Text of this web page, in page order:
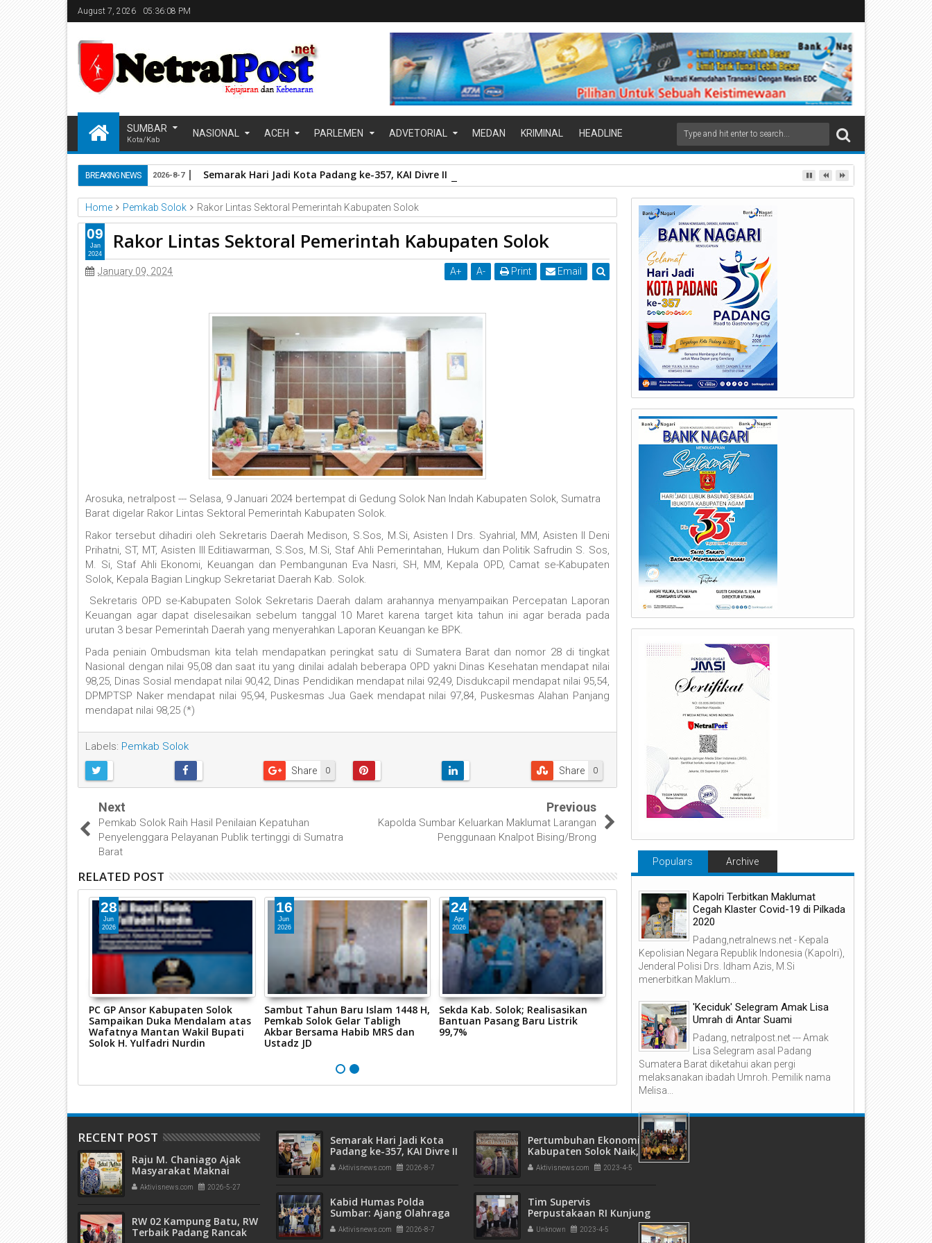
August 7, 2026 05:36:09 PM
SUMBAR
Kota/Kab
NASIONAL ACEH PARLEMEN ADVETORIAL MEDAN KRIMINAL HEADLINE
BREAKING NEWS Semarak Hari Jadi Kota Padang ke-357, KAI Divre II Sumbar Sapa Pelanggan dengan Berbagi Apresiasi di Stasiun Padang
2026-8-7
Home Pemkab Solok Rakor Lintas Sektoral Pemerintah Kabupaten Solok
Rakor Lintas Sektoral Pemerintah Kabupaten Solok
January 09, 2024 A+ A- Print Email
Arosuka, netralpost --- Selasa, 9 Januari 2024 bertempat di Gedung Solok Nan Indah Kabupaten Solok, Sumatra
Barat digelar Rakor Lintas Sektoral Pemerintah Kabupaten Solok.
Rakor tersebut dihadiri oleh Sekretaris Daerah Medison, S.Sos, M.Si, Asisten I Drs. Syahrial, MM, Asisten II Deni
Prihatni, ST, MT, Asisten III Editiawarman, S.Sos, M.Si, Staf Ahli Pemerintahan, Hukum dan Politik Safrudin S. Sos,
M. Si, Staf Ahli Ekonomi, Keuangan dan Pembangunan Eva Nasri, SH, MM, Kepala OPD, Camat se-Kabupaten
Solok, Kepala Bagian Lingkup Sekretariat Daerah Kab. Solok.
Sekretaris OPD se-Kabupaten Solok Sekretaris Daerah dalam arahannya menyampaikan Percepatan Laporan
Keuangan agar dapat diselesaikan sebelum tanggal 10 Maret karena target kita tahun ini agar berada pada
urutan 3 besar Pemerintah Daerah yang menyerahkan Laporan Keuangan ke BPK.
Pada peniain Ombudsman kita telah mendapatkan peringkat satu di Sumatera Barat dan nomor 28 di tingkat
Nasional dengan nilai 95,08 dan saat itu yang dinilai adalah beberapa OPD yakni Dinas Kesehatan mendapat nilai
98,25, Dinas Sosial mendapat nilai 90,42, Dinas Pendidikan mendapat nilai 92,49, Disdukcapil mendapat nilai 95,54,
DPMPTSP Naker mendapat nilai 95,94, Puskesmas Jua Gaek mendapat nilai 97,84, Puskesmas Alahan Panjang
mendapat nilai 98,25 (*)
Labels: Pemkab Solok
0
Share 0
Share
09
Jan
2024
Next
Pemkab Solok Raih Hasil Penilaian Kepatuhan
Penyelenggara Pelayanan Publik tertinggi di Sumatra
Barat
Previous
Kapolda Sumbar Keluarkan Maklumat Larangan
Penggunaan Knalpot Bising/Brong
RELATED POST
28
Jun
2026
PC GP Ansor Kabupaten Solok
Sampaikan Duka Mendalam atas
Wafatnya Mantan Wakil Bupati
Solok H. Yulfadri Nurdin
16
Jun
2026
Sambut Tahun Baru Islam 1448 H,
Pemkab Solok Gelar Tabligh
Akbar Bersama Habib MRS dan
Ustadz JD
24
Apr
2026
Sekda Kab. Solok; Realisasikan
Bantuan Pasang Baru Listrik
99,7%
28
Hadiri Halal Bihalal dan Baralek
Gadang Masyarakat Taratak
Tangah, Bupati Solok Sekaligus
Meresmikan Menara Masjid Nurul
Iman
06
Sekda Solok Apresiasi
DMI dan AQUA Santuni 180
dan Marbot
Populars Archive
Kapolri Terbitkan Maklumat
Cegah Klaster Covid-19 di Pilkada
2020
Padang,netralnews.net - Kepala
Kepolisian Negara Republik Indonesia (Kapolri),
Jenderal Polisi Drs. Idham Azis, M.Si
menerbitkan Maklum...
'Keciduk' Selegram Amak Lisa
Umrah di Antar Suami
Padang, netralpost.net --- Amak
Lisa Selegram asal Padang
Sumatera Barat diketahui akan pergi
melaksanakan ibadah Umroh. Pemilik nama
Melisa...
Bupati Safaruddin: Hubungan
RECENT POST
Raju M. Chaniago Ajak
Masyarakat Maknai
Semangat Kurban pada
Idul Adha 1447 H
Aktivisnews.com 2026-5-27
RW 02 Kampung Batu, RW
Terbaik Padang Rancak
Semarak Hari Jadi Kota
Padang ke-357, KAI Divre II
Sumbar Sapa Pelanggan
dengan Berbagi Apresiasi
Aktivisnews.com 2026-8-7
Kabid Humas Polda
Sumbar: Ajang Olahraga
Didukung Penuh Sebagai
Perekat Persaudaraan
Aktivisnews.com 2026-8-7
Pertumbuhan Ekonomi
Kabupaten Solok Naik,
Kemiskinan Turun
Aktivisnews.com 2023-4-5
Tim Supervis
Perpustakaan RI Kunjung
Perpustakaan
Payakumbuh
Unknown 2023-4-5